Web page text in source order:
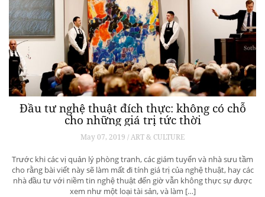
Đầu tư nghệ thuật đích thực: không có chỗ
cho những giá trị tức thời
May 07, 2019 / ART & CULTURE
Trước khi các vị quản lý phòng tranh, các giám tuyển và nhà sưu tầm
cho rằng bài viết này sẽ làm mất đi tính giá trị của nghệ thuật, hay các
nhà đầu tư với niềm tin nghệ thuật đến giờ vẫn không thực sự được
xem như một loại tài sản, và làm […]